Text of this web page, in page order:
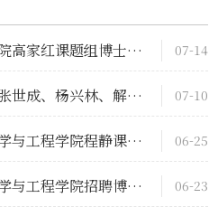
北京大学物理学院高家红课题组博士后研究人员招聘启事
07-14
北京大学药学院张世成、杨兴林、解晓雯、王文靓四课题组招聘博士后研究人员启事 07-10
北京大学环境科学与工程学院程静课题组招聘博士后研究人员启事 06-25
北京大学环境科学与工程学院招聘博士后研究人员启事 06-23